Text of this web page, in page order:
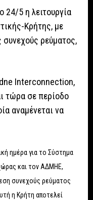
24/5 η λειτουργία
Κρήτης, με
συνεχούς ρεύματος,
Interconnection,
τώρα σε περίοδο
αναμένεται να
ημέρα για το Σύστημα
και τον ΑΔΜΗΕ,
συνεχούς ρεύματος
η Κρήτη αποτελεί